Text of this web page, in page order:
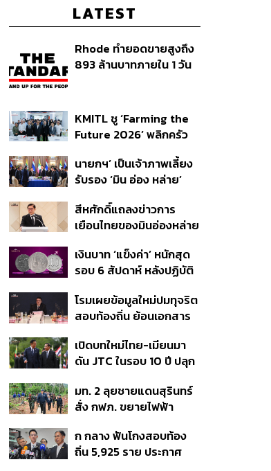
LATEST
Rhode ทำยอดขายสูงถึง
893 ล้านบาทภายใน 1 วัน
KMITL ชู ‘Farming the
Future 2026’ พลิกครัว
ด้วย One Health
นายกฯ’ เป็นเจ้าภาพเลี้ยง
รับรอง ‘มิน อ่อง หล่าย’
ร่วมงาน
สีหศักดิ์แถลงข่าวการ
เยือนไทยของมินอ่องหล่าย
สร้างสรรค์ ตรงไปตรงมา
ย้ำต้องการให้เมียนมากลับ
เงินบาท ‘แข็งค่า’ หนักสุด
รอบ 6 สัปดาห์ หลังปฏิบัติ
สหรัฐฯ-ญี่ปุ่น Standard
Chartered เปิดเป้าสิ้นปีนี้
ต่อดอลลาร์
โรมเผยข้อมูลใหม่ปมทุจริต
สอบท้องถิ่น ย้อนเอกสาร
อนุทิน จ่อสอบต่อเอี่ยว
ตัดตอน ม.บูรพา หรือไม่
เปิดบทใหม่ไทย-เมียนมา
ดัน JTC ในรอบ 10 ปี ปลุก
ชายแดน ท่าเรือน้ำลึก
ทวาย
มท. 2 ลุยชายแดนสุรินทร์
สั่ง กฟภ. ขยายไฟฟ้า
350’ เสริมความมั่นคง
ชายแดน
ก กลาง ฟันโกงสอบท้อง
ถิ่น 5,925 ราย ประกาศ